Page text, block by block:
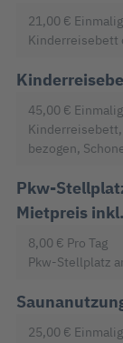
21,00 € Einmalig
Kinderreisebett
45,00 € Einmalig
bezogen,
Pkw-
Mietpreis
8,00 € Pro Tag
Pkw-Stellplatz
25,00 € Einmalig